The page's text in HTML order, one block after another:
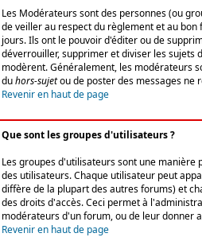
Les Modérateurs sont des personnes (ou
de veiller au respect du règlement et au
jours. Ils ont le pouvoir d'éditer ou de
déverrouiller, supprimer et diviser les sujets
modèrent. Généralement, les modérateurs
duhors-sujetou de poster des messages ne
Revenir en haut de page
Que sont les groupes d'utilisateurs ?
Les groupes d'utilisateurs sont une
des utilisateurs. Chaque utilisateur peut
diffère de la plupart des autres forums) et
des droits d'accès. Ceci permet à
modérateurs d'un forum, ou de leur donner
Revenir en haut de page